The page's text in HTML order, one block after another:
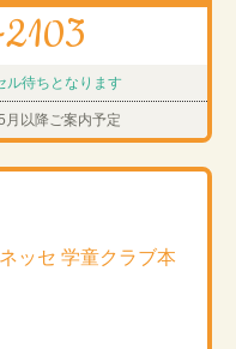
ル待ちとなります
月以降ご案内予定
ッセ 学童クラブ本